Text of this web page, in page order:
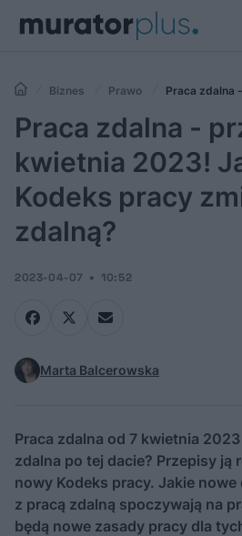
Biznes Prawo
Praca zdalna
Jak nowy Kodeks pracy zmienia pracę
Praca zdalna -
kwietnia 2023!
Kodeks pracy
zdalną?
2023-04-07 10:52
Marta Balcerowska
Praca zdalna od 7 kwietnia
zdalna po tej dacie? Przepisy ją
nowy Kodeks pracy. Jakie
z pracą zdalną spoczywają na
będą nowe zasady pracy dla